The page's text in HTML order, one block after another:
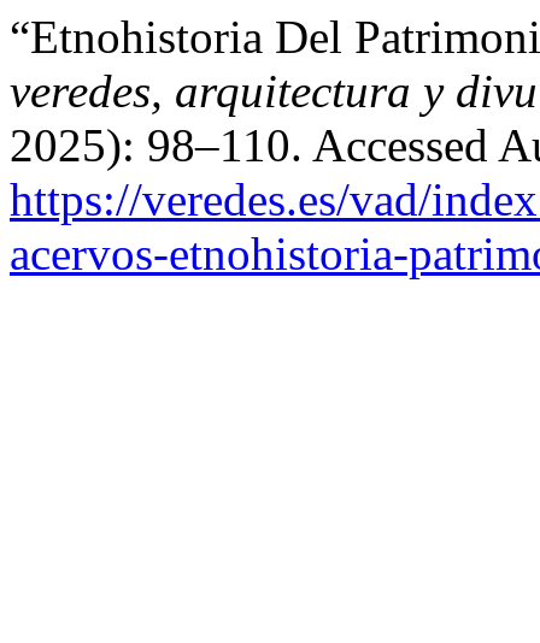
“Etnohistoria Del
veredes, arquitectura y
2025): 98–110. Accessed
https://veredes.es/vad/
acervos-etnohistoria-